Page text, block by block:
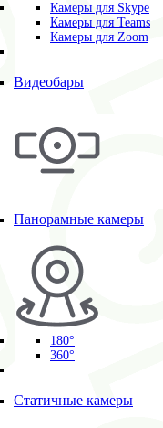
Камеры для Skype
Камеры для Teams
Камеры для Zoom
Видеобары
Панорамные камеры
180°
360°
Статичные камеры